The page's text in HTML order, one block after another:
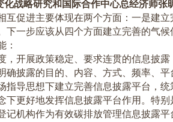
化战略研究和国际合作中心总经济师张
互促进主要体现在两个方面：一是建
下一步应该从四个方面建立完善的气
：
，开展政策稳定、要求连贯的信息披
确披露的目的、内容、方式、频率、
指导思想下建立完善信息披露平台，
下更好地发挥信息披露平台作用。特
记机构作为有效碳排放管理信息披露